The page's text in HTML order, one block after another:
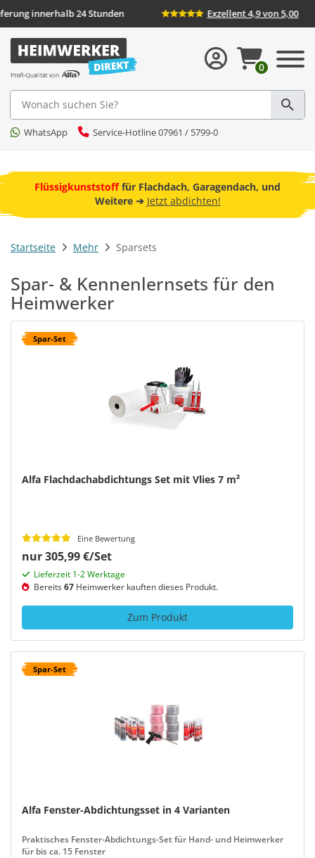
Lieferung innerhalb 24 Stunden Exzellent
Suche
WhatsApp Service-Hotline 07961 / 5799-0
0
Flüssigkunststofffür Flachdach, Garagendach, und
Weitere ➔ Jetzt abdichten!
Startseite Mehr Sparsets
Spar- & Kennenlernsets für den
Heimwerker
Spar-Set
Alfa Flachdachabdichtungs Set mit Vlies 7 m²
Eine Bewertung
nur 305,99 €/Set
Lieferzeit 1-2 Werktage
Bereits67 Heimwerker kauften dieses Produkt.
Zum Produkt
Spar-Set
Alfa Fenster-Abdichtungsset in 4 Varianten
Praktisches Fenster-Abdichtungs-Set für Hand- und Heimwerker
für bis ca. 15 Fenster